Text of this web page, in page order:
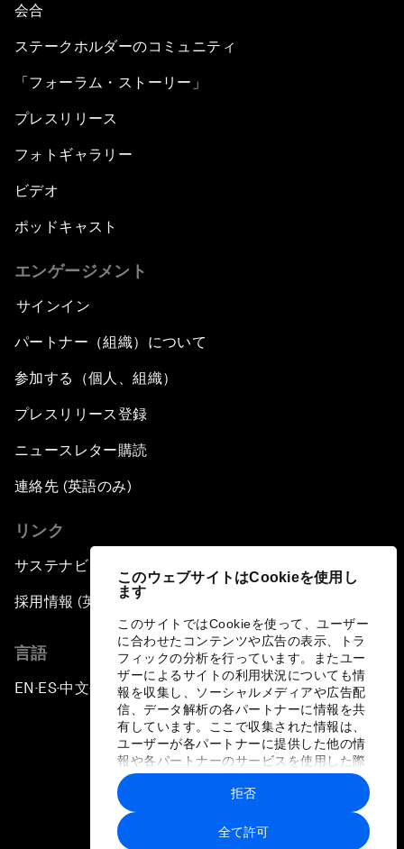
このウェブサイトはCookieを使用し
ます
このサイトではCookieを使って、ユーザー
に合わせたコンテンツや広告の表示、トラ
フィックの分析を行っています。またユー
ザーによるサイトの利用状況についても情
報を収集し、ソーシャルメディアや広告配
信、データ解析の各パートナーに情報を共
有しています。ここで収集された情報は、
ユーザーが各パートナーに提供した他の情
報や各パートナーのサービスを使用した際
に収集された情報と組み合わされ、各パー
トナーによって使用されることがありま
す。
全て許可
拒否
会合
ステークホルダーのコミュニティ
「フォーラム・ストーリー」
プレスリリース
フォトギャラリー
ビデオ
ポッドキャスト
エンゲージメント
サインイン
パートナー（組織）について
参加する（個人、組織）
プレスリリース登録
ニュースレター購読
連絡先 (英語のみ)
リンク
サステナビリティへの取り組み
採用情報 (英語のみ)
言語
EN ▪ES▪中文▪ 日本語
プライバシーポリシーと利用規約
サイトマップ